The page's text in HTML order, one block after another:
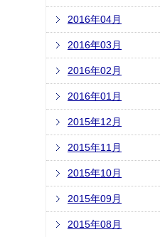
2016年04月
2016年03月
2016年02月
2016年01月
2015年12月
2015年11月
2015年10月
2015年09月
2015年08月